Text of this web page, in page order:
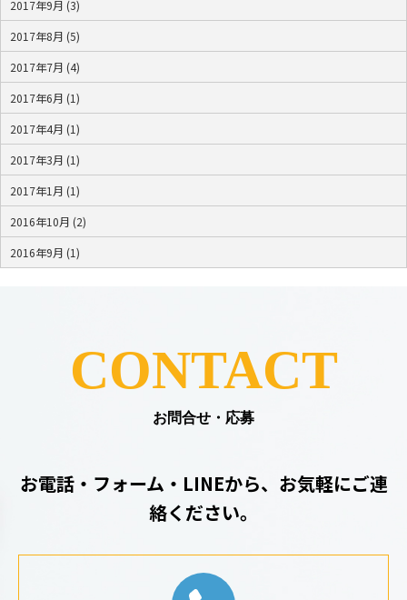
2017年9月 (3)
2017年8月 (5)
2017年7月 (4)
2017年6月 (1)
2017年4月 (1)
2017年3月 (1)
2017年1月 (1)
2016年10月 (2)
2016年9月 (1)
CONTACT
お問合せ・応募
お電話・フォーム・LINEから、お気軽にご連
絡ください。